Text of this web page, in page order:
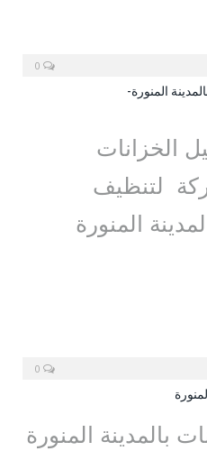
المنورة-
الخزانات
لتنظيف
المنورة
بالمدينة المنورة